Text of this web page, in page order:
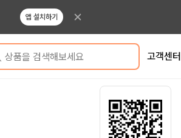
앱 설치하기
상품을 검색해보세요 고객센터